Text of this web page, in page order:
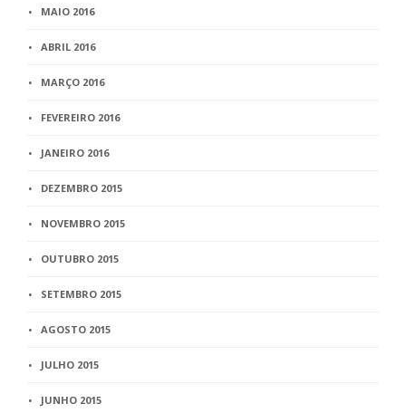
MAIO 2016
ABRIL 2016
MARÇO 2016
FEVEREIRO 2016
JANEIRO 2016
DEZEMBRO 2015
NOVEMBRO 2015
OUTUBRO 2015
SETEMBRO 2015
AGOSTO 2015
JULHO 2015
JUNHO 2015